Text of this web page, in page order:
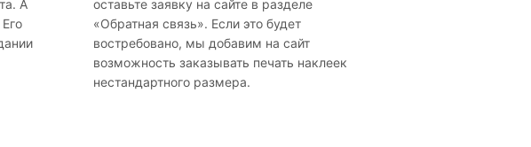
А
оставьте заявку на сайте в разделе
«Обратная связь». Если это будет
востребовано, мы добавим на сайт
возможность заказывать печать наклеек
нестандартного размера.